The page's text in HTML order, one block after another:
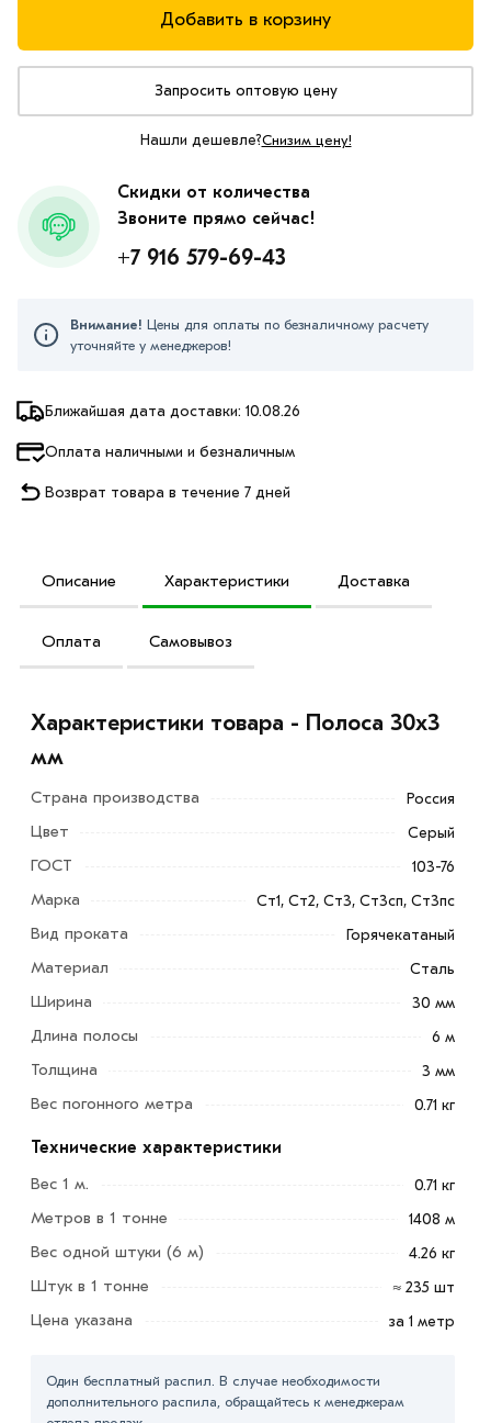
Ближайшая дата доставки: 10.08.26
Оплата наличными и безналичным
Возврат товара в течение 7 дней
Добавить в корзину
Запросить оптовую цену
Нашли дешевле?Снизим цену!
Скидки от количества
Звоните прямо сейчас!
+7 916 579-69-43
Внимание! Цены для оплаты по безналичному расчету
уточняйте у менеджеров!
Описание Характеристики Доставка
Оплата Самовывоз
Полоса 30х3 мм является одним из наиболее часто
используемых материалов, который находит
применение во многих отраслях промышленности и
даже в быту. Разнообразие форм и изделий, которые
можно изготовить из стали, поразит даже самого
искушённого потребителя.
Стальная шина изготавливаться она может путём
холодного или горячего проката, а также методом
популярностью пользуется именно полоса
горячекатаная.
Характеристики товара - Полоса 30х3
мм
Страна производства Россия
Цвет Серый
ГОСТ 103-76
Марка Ст1, Ст2, Ст3, Ст3сп, Ст3пс
Вид проката Горячекатаный
Материал Сталь
Ширина 30 мм
Длина полосы 6 м
Толщина 3 мм
Вес погонного метра 0.71 кг
Технические характеристики
Вес 1 м.
0.71 кг
Метров в 1 тонне 1408 м
Вес одной штуки (6 м) 4.26 кг
Штук в 1 тонне ≈ 235 шт
Цена указана за 1 метр
Один бесплатный распил. В случае необходимости
дополнительного распила, обращайтесь к менеджерам